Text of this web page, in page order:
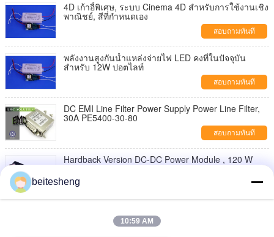
4D เก้าอี้พิเศษ, ระบบ Cinema 4D สำหรับการใช้งานเชิง
พาณิชย์, สีที่กำหนดเอง
สอบถามทันที
พลังงานสูงกันน้ำแหล่งจ่ายไฟ LED คงที่ในปัจจุบัน
สำหรับ 12W ปอตไลท์
สอบถามทันที
DC EMI Line Filter Power Supply Power Line Filter,
30A PE5400-30-80
สอบถามทันที
Hardback Version DC-DC Power Module , 120 W
Computers DC-DC Board Power Supply
สอบถามทันที
beitesheng
10:59 AM